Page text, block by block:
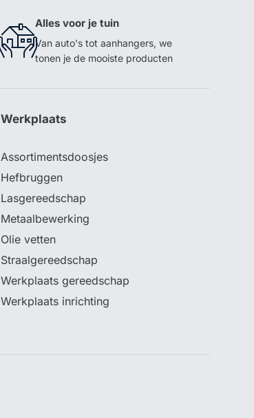
Alles voor je tuin
Van auto's tot aanhangers, we
tonen je de mooiste producten
Werkplaats
Assortimentsdoosjes
Hefbruggen
Lasgereedschap
Metaalbewerking
Olie vetten
Straalgereedschap
Werkplaats gereedschap
Werkplaats inrichting